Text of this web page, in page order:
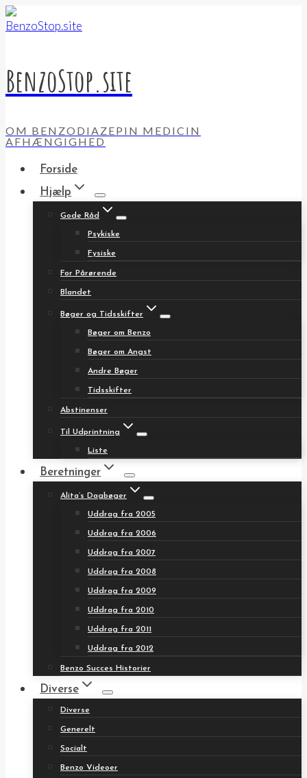
Fortsæt
til
BenzoStop.site
OM BENZODIAZEPIN MEDICIN
AFHÆNGIGHED
Forside
Hjælp
Gode Råd
Psykiske
Fysiske
For Pårørende
Blandet
Bøger og Tidsskifter
Bøger om Benzo
Bøger om Angst
Andre Bøger
Tidsskifter
Abstinenser
Til Udprintning
Liste
Beretninger
Alita’s Dagbøger
Uddrag fra 2005
Uddrag fra 2006
Uddrag fra 2007
Uddrag fra 2008
Uddrag fra 2009
Uddrag fra 2010
Uddrag fra 2011
Uddrag fra 2012
Benzo Succes Historier
Diverse
Diverse
Generelt
Socialt
Benzo Videoer